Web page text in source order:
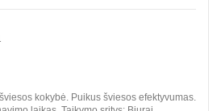
kokybė. Puikus šviesos efektyvumas.